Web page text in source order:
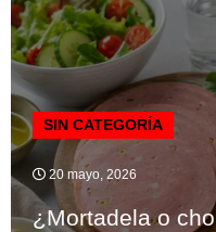
SIN CATEGORÍA
20 mayo, 2026
¿Mortadela o